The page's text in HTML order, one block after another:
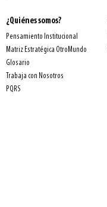
¿Quiénes somos?
Pensamiento Institucional
Matriz Estratégica OtroMundo
Glosario
Trabaja con Nosotros
PQRS